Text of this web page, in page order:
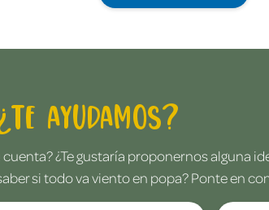
ayudamos?
¿Te gustaría proponernos alguna
si todo va viento en popa? Ponte en